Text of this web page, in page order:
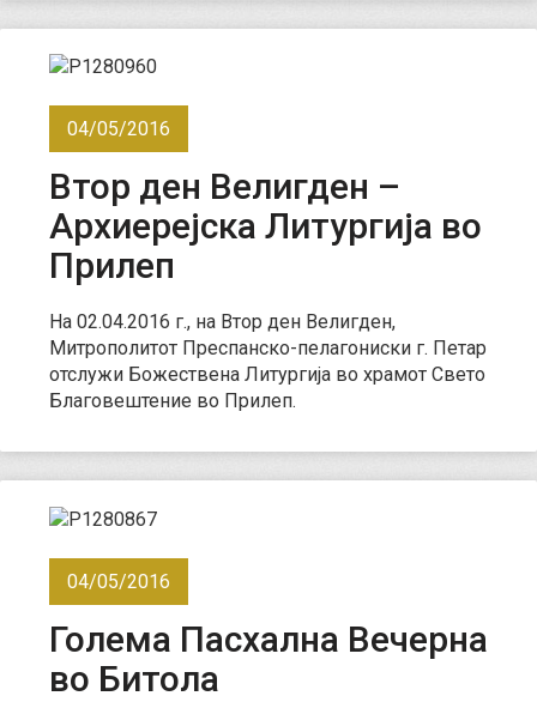
04/05/2016
Втор ден Велигден –
Архиерејска Литургија во
Прилеп
На 02.04.2016 г., на Втор ден Велигден,
Митрополитот Преспанско-пелагониски г. Петар
отслужи Божествена Литургија во храмот Свето
Благовештение во Прилеп.
04/05/2016
Голема Пасхална Вечерна
во Битола